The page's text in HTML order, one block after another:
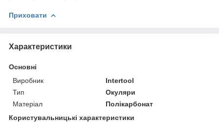
Приховати
Характеристики
Основні
Виробник
Intertool
Тип
Окуляри
Матеріал
Полікарбонат
Користувальницькі характеристики